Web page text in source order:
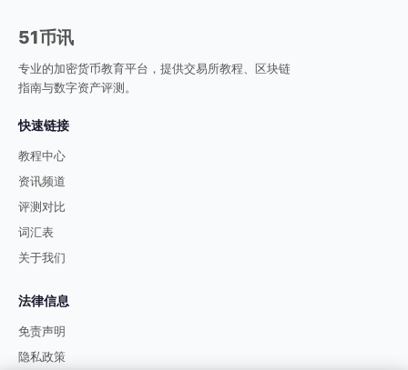
51币讯
专业的加密货币教育平台，提供交易所教程、区块链
指南与数字资产评测。
快速链接
教程中心
资讯频道
评测对比
词汇表
关于我们
法律信息
免责声明
隐私政策